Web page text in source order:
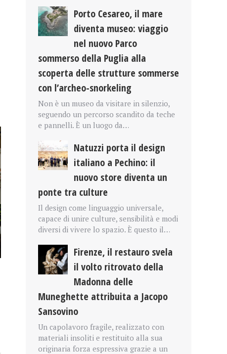
Porto Cesareo, il mare
diventa museo: viaggio
nel nuovo Parco
sommerso della Puglia alla
scoperta delle strutture sommerse
con l’archeo-snorkeling
Non è un museo da visitare in silenzio,
seguendo un percorso scandito da teche
e pannelli. È un luogo da…
Natuzzi porta il design
italiano a Pechino: il
nuovo store diventa un
ponte tra culture
Il design come linguaggio universale,
capace di unire culture, sensibilità e modi
diversi di vivere lo spazio. È questo il…
Firenze, il restauro svela
il volto ritrovato della
Madonna delle
Muneghette attribuita a Jacopo
Sansovino
Un capolavoro fragile, realizzato con
materiali insoliti e restituito alla sua
originaria forza espressiva grazie a un